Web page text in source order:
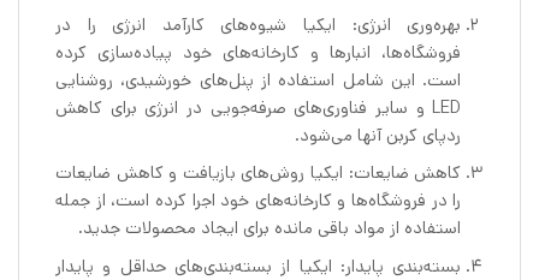
بهره‌وری انرژی: ایکیا شیوه‌های کارآمد انرژی را در
فروشگاه‌ها، انبارها و کارخانه‌های خود پیاده‌سازی کرده
است. این شامل استفاده از پنل‌های خورشیدی، روشنایی
LED و سایر فناوری‌های صرفه‌جویی در انرژی برای کاهش
ردپای کربن آنها می‌شود.
کاهش ضایعات: ایکیا روش‌های بازیافت و کاهش ضایعات
را در فروشگاه‌ها و کارخانه‌های خود اجرا کرده است، از جمله
استفاده از مواد باقی مانده برای ایجاد محصولات جدید.
بسته‌بندی پایدار: ایکیا از بسته‌بندی‌های حداقل و پایدار